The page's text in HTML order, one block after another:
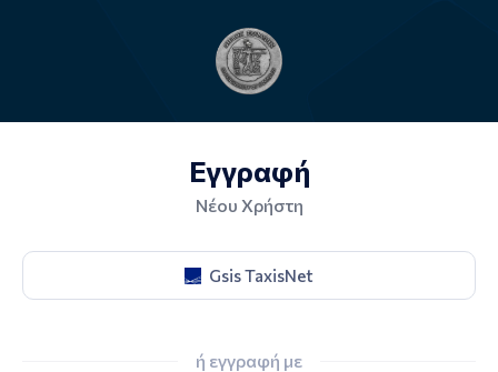
Εγγραφή
Νέου Χρήστη
Gsis TaxisNet
ή εγγραφή με